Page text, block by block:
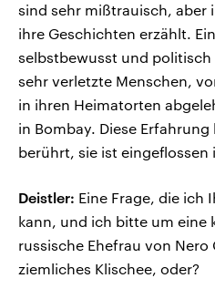
sind sehr mißtrauisch, aber
ihre Geschichten erzählt.
selbstbewusst und politisch
sehr verletzte Menschen,
in ihren Heimatorten
in Bombay. Diese
berührt, sie ist eingeflossen
Deistler: Eine Frage, die ich
kann, und ich bitte um eine
russische Ehefrau von
ziemliches Klischee, oder?